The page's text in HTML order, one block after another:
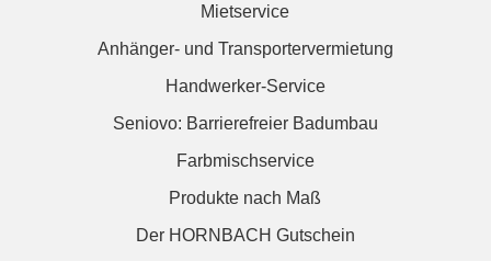
Mietservice
Anhänger- und Transportervermietung
Handwerker-Service
Seniovo: Barrierefreier Badumbau
Farbmischservice
Produkte nach Maß
Der HORNBACH Gutschein